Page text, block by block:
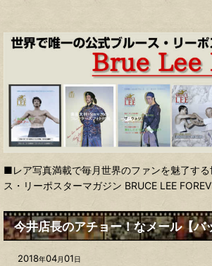
■レア写真満載で毎月世界のファンを魅了す
ス・リーポスターマガジン BRUCE LEE
今井店長のアチョー！なメール【バ
2018年04月01日